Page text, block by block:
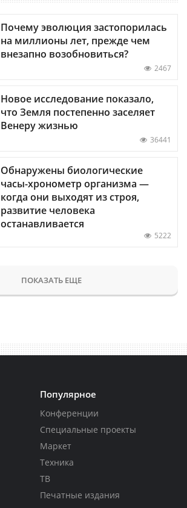
Почему эволюция застопорилась
на миллионы лет, прежде чем
внезапно возобновиться?
2467
Новое исследование показало,
что Земля постепенно заселяет
Венеру жизнью
36441
Обнаружены биологические
часы-хронометр организма —
когда они выходят из строя,
развитие человека
останавливается
5222
ПОКАЗАТЬ ЕЩЕ
Популярное
Конференции
Специальные проекты
Маркет
Техника
ТВ
Печатные издания